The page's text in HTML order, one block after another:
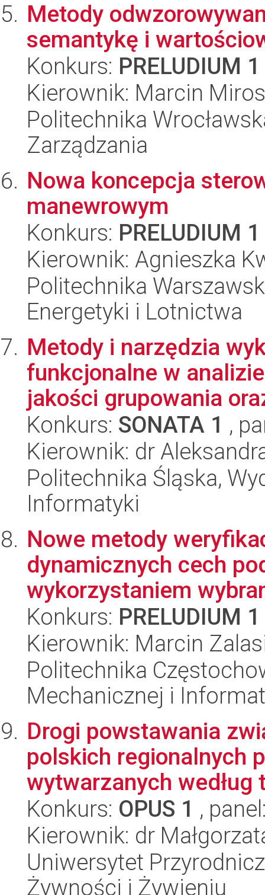
Metody
semantykę i
Konkurs: PRELUDIUM 1
Kierownik: Marcin
Politechnika
Zarządzania
Nowa koncepcja
manewrowym
Konkurs: PRELUDIUM 1
Kierownik: Agnieszka
Politechnika
Energetyki i Lotnictwa
Metody i narzędzia
funkcjonalne w
jakości grupowania
Konkurs: SONATA 1 ,
Kierownik: dr
Politechnika Śląska,
Informatyki
Nowe metody
dynamicznych cech
wykorzystaniem
Konkurs: PRELUDIUM 1
Kierownik: Marcin
Politechnika
Mechanicznej i
Drogi powstawania
polskich regionalnych
wytwarzanych według
Konkurs: OPUS 1 ,
Kierownik: dr
Uniwersytet
Żywności i Żywieniu